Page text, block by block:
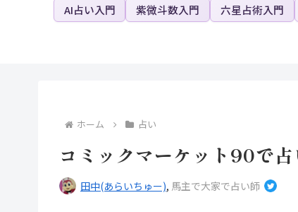
AI占い入門
紫微斗数入門 六星占術入門
ホーム 占い
コミックマーケット90で
田中(あらいちゅー), 馬主で大家で占い師